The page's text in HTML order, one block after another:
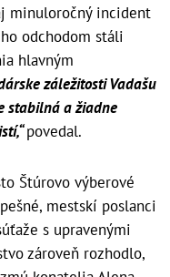
minuloročný incident
odchodom stáli
hlavným
záležitosti Vadašu
stabilná a žiadne
povedal.
Štúrovo výberové
mestskí poslanci
s upravenými
zároveň rozhodlo,